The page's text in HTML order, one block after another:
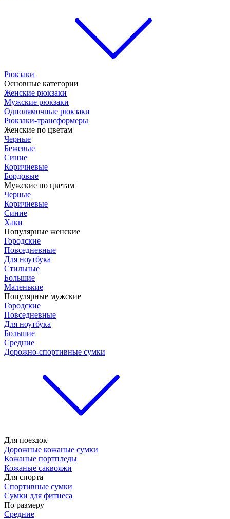
Рюкзаки
Основные категории
Женские рюкзаки
Мужские рюкзаки
Однолямочные рюкзаки
Рюкзаки-трансформеры
Женские по цветам
Черные
Бежевые
Синие
Коричневые
Бордовые
Мужские по цветам
Черные
Коричневые
Синие
Хаки
Популярные женские
Городские
Повседневные
Для ноутбука
Стильные
Большие
Маленькие
Популярные мужские
Городские
Повседневные
Для ноутбука
Большие
Средние
Дорожно-спортивные сумки
Для поездок
Дорожные кожаные сумки
Кожаные портпледы
Кожаные саквояжи
Для спорта
Спортивные сумки
Сумки для фитнеса
По размеру
Средние